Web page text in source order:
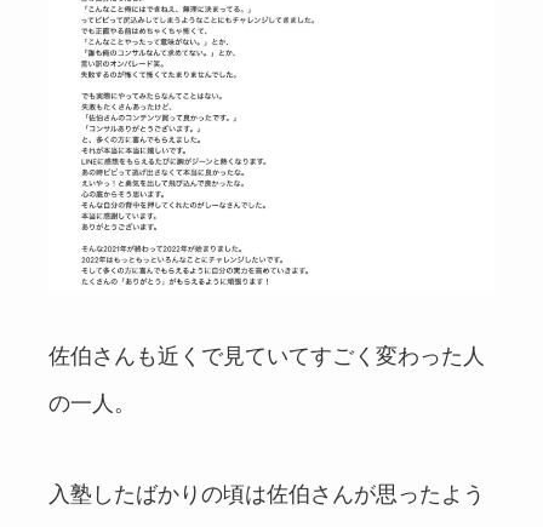
佐伯さんも近くで見ていてすごく変わった人
の一人。
入塾したばかりの頃は佐伯さんが思ったよう